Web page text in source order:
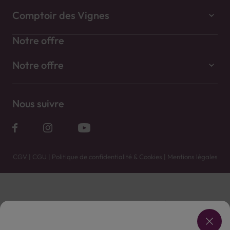
Comptoir des Vignes
Notre offre
Notre offre
Nous suivre
CGV | CGU | Politique de confidentialité & Cookies | Mentions légales
Vente uniquement en caves. Contactez votre caviste pour plus de renseignements.